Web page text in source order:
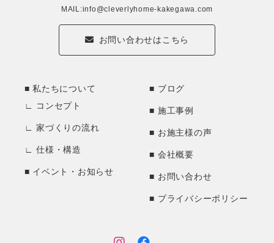
MAIL:info@cleverlyhome-kakegawa.com
お問い合わせはこちら
私たちについて
コンセプト
家づくりの流れ
仕様・構造
イベント・お知らせ
ブログ
施工事例
お施主様の声
会社概要
お問い合わせ
プライバシーポリシー